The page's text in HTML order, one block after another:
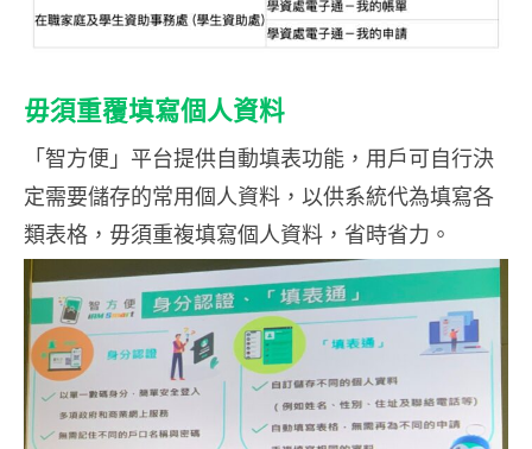
毋須重覆填寫個人資料
「智方便」平台提供自動填表功能，用戶可自行決
定需要儲存的常用個人資料，以供系統代為填寫各
類表格，毋須重複填寫個人資料，省時省力。